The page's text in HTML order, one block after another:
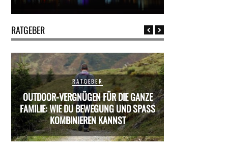
RATGEBER
RATGEBER
OUTDOOR-VERGNÜGEN FÜR DIE GANZE
FAMILIE: WIE DU BEWEGUNG UND SPASS K
OMBINIEREN KANNST